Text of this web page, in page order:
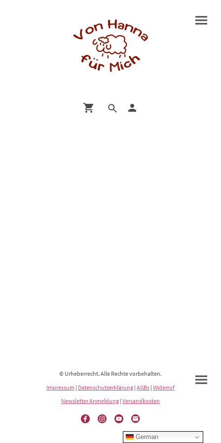
© Urheberrecht. Alle Rechte vorbehalten.
Impressum | Datenschutzerklärung | AGBs | Widerruf
Newsletter Anmeldung | Versandkosten
German